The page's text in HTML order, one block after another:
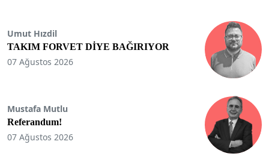
Umut Hızdil
TAKIM FORVET DİYE BAĞIRIYOR
07 Ağustos 2026
Mustafa Mutlu
Referandum!
07 Ağustos 2026